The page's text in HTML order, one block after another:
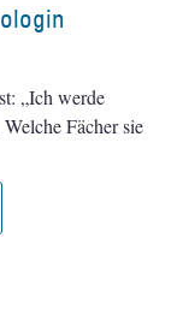
„Ich werde
Fächer sie